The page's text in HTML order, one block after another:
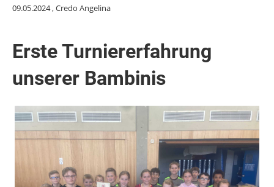
09.05.2024, Credo Angelina
Erste Turniererfahrung
unserer Bambinis